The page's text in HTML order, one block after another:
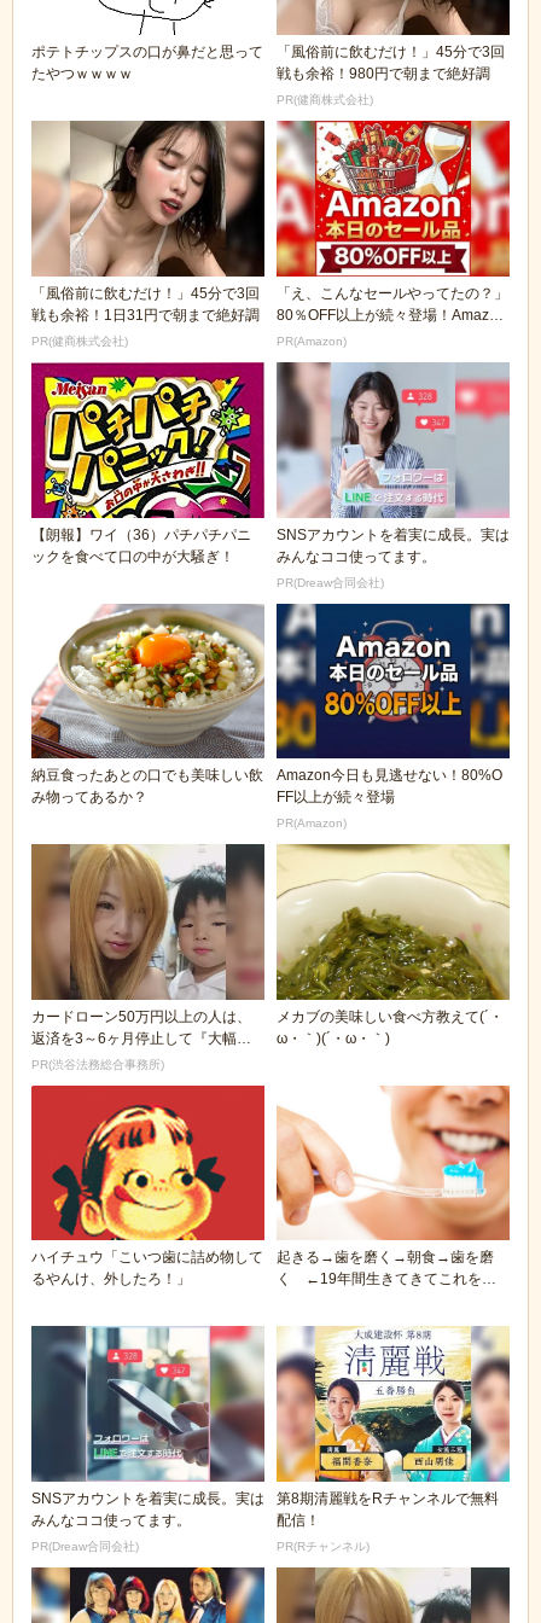
ポテトチップスの口が鼻だと思って
たやつｗｗｗｗ
「風俗前に飲むだけ！」45分で3回
戦も余裕！980円で朝まで絶好調
PR(健商株式会社)
「風俗前に飲むだけ！」45分で3回
戦も余裕！1日31円で朝まで絶好調
PR(健商株式会社)
「え、こんなセールやってたの？」
80％OFF以上が続々登場！Amazon
の本気が...
PR(Amazon)
【朗報】ワイ（36）パチパチパニ
ックを食べて口の中が大騒ぎ！
SNSアカウントを着実に成長。実は
みんなココ使ってます。
PR(Dreaw合同会社)
納豆食ったあとの口でも美味しい飲
み物ってあるか？
Amazon今日も見逃せない！80%O
FF以上が続々登場
PR(Amazon)
カードローン50万円以上の人は、
返済を3～6ヶ月停止して『大幅に
減額してから返済...
PR(渋谷法務総合事務所)
メカブの美味しい食べ方教えて(´・
ω・｀)(´・ω・｀)
ハイチュウ「こいつ歯に詰め物して
るやんけ、外したろ！」
起きる→歯を磨く→朝食→歯を磨
く ←19年間生きてきてこれをず
SNSアカウントを着実に成長。実は
みんなココ使ってます。
PR(Dreaw合同会社)
第8期清麗戦をRチャンネルで無料
配信！
PR(Rチャンネル)